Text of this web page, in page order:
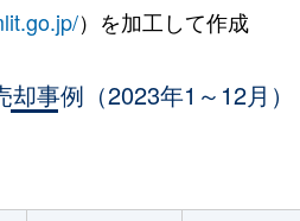
）を加工して作成
事例（2023年1～12月）